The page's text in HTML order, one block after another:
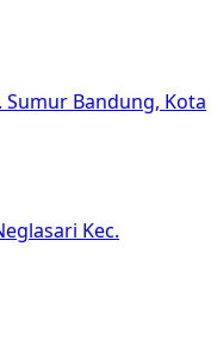
Sumur Bandung, Kota
Kec.